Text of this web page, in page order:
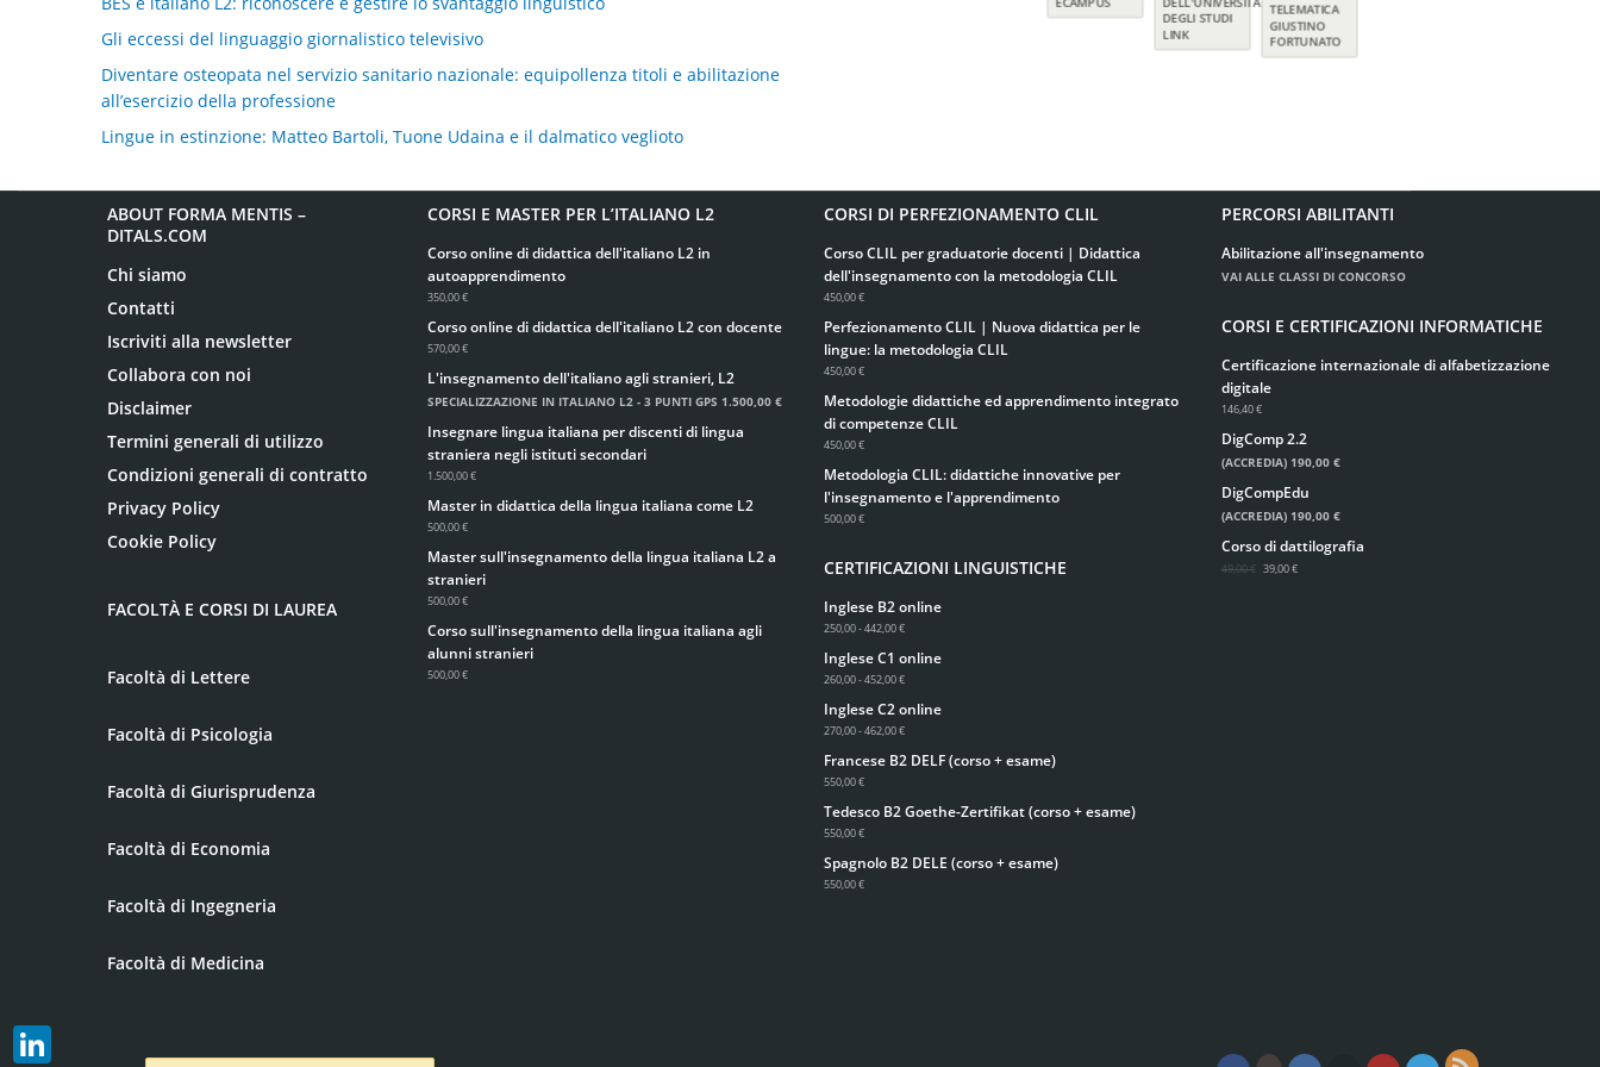
Gli eccessi del linguaggio giornalistico televisivo
Diventare osteopata nel servizio sanitario nazionale: equipollenza titoli e abilitazione
all’esercizio della professione
Lingue in estinzione: Matteo Bartoli, Tuone Udaina e il dalmatico veglioto
ABOUT FORMA MENTIS –
DITALS.COM
Chi siamo
Contatti
Iscriviti alla newsletter
Collabora con noi
Disclaimer
Termini generali di utilizzo
Condizioni generali di contratto
Privacy Policy
Cookie Policy
FACOLTÀ E CORSI DI LAUREA
Facoltà di Lettere
Facoltà di Psicologia
Facoltà di Giurisprudenza
Facoltà di Economia
Facoltà di Ingegneria
Facoltà di Medicina
CORSI E MASTER PER L’ITALIANO L2
Corso online di didattica dell'italiano L2 in
autoapprendimento
350,00 €
Corso online di didattica dell'italiano L2 con docente
570,00 €
L'insegnamento dell'italiano agli stranieri, L2
SPECIALIZZAZIONE IN ITALIANO L2 - 3 PUNTI GPS 1.500,00 €
Insegnare lingua italiana per discenti di lingua
straniera negli istituti secondari
1.500,00 €
Master in didattica della lingua italiana come L2
500,00 €
Master sull'insegnamento della lingua italiana L2 a
stranieri
500,00 €
Corso sull'insegnamento della lingua italiana agli
alunni stranieri
500,00 €
CORSI DI PERFEZIONAMENTO CLIL
Corso CLIL per graduatorie docenti | Didattica
dell'insegnamento con la metodologia CLIL
450,00 €
Perfezionamento CLIL | Nuova didattica per le
lingue: la metodologia CLIL
450,00 €
Metodologie didattiche ed apprendimento integrato
di competenze CLIL
450,00 €
Metodologia CLIL: didattiche innovative per
l'insegnamento e l'apprendimento
500,00 €
CERTIFICAZIONI LINGUISTICHE
Inglese B2 online
250,00 - 442,00 €
Inglese C1 online
260,00 - 452,00 €
Inglese C2 online
270,00 - 462,00 €
Francese B2 DELF (corso + esame)
550,00 €
Tedesco B2 Goethe-Zertifikat (corso + esame)
550,00 €
Spagnolo B2 DELE (corso + esame)
550,00 €
PERCORSI ABILITANTI
Abilitazione all'insegnamento
VAI ALLE CLASSI DI CONCORSO
CORSI E CERTIFICAZIONI INFORMATICHE
Certificazione internazionale di alfabetizzazione
digitale
146,40 €
DigComp 2.2
(ACCREDIA) 190,00 €
DigCompEdu
(ACCREDIA) 190,00 €
Corso di dattilografia
49,00 € 39,00 €